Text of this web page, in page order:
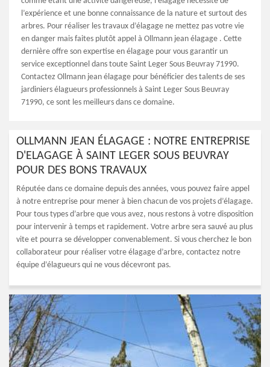
l’expérience et une bonne connaissance de la nature et surtout des
arbres. Pour réaliser les travaux d’élagage ne mettez pas votre vie
en danger mais faites plutôt appel à Ollmann jean élagage . Cette
dernière offre son expertise en élagage pour vous garantir un
service exceptionnel dans toute Saint Leger Sous Beuvray 71990.
Contactez Ollmann jean élagage pour bénéficier des talents de ses
jardiniers élagueurs professionnels à Saint Leger Sous Beuvray
71990, ce sont les meilleurs dans ce domaine.
OLLMANN JEAN ÉLAGAGE : NOTRE ENTREPRISE
D'ELAGAGE À SAINT LEGER SOUS BEUVRAY
POUR DES BONS TRAVAUX
Réputée dans ce domaine depuis des années, vous pouvez faire appel
à notre entreprise pour mener à bien chacun de vos projets d’élagage.
Pour tous types d’arbre que vous avez, nous restons à votre disposition
pour intervenir à temps et rapidement. Votre arbre sera sauvé au plus
vite et pourra se développer convenablement. Si vous cherchez le bon
collaborateur pour réaliser votre élagage d’arbre, contactez notre
équipe d’élagueurs qui ne vous décevront pas.